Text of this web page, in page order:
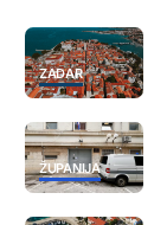
ZADAR
ŽUPANIJA